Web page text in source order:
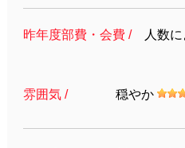
昨年度部費・会費 / 人数
雰囲気 / 穏やか